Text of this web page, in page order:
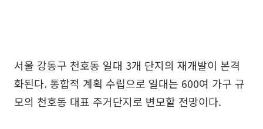
서울 강동구 천호동 일대 3개 단지의 재개발이 본격
화된다. 통합적 계획 수립으로 일대는 600여 가구 규
모의 천호동 대표 주거단지로 변모할 전망이다.